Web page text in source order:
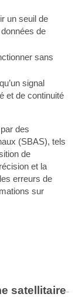
un seuil de
de
sans
signal
et de continuité
des
(SBAS), tels
de
et la
erreurs de
sur
satellitaire